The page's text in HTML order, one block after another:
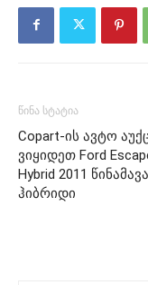
წინა სტატია
Copart-ის ავტო
ვიყიდეთ Ford
Hybrid 2011
ჰიბრიდი